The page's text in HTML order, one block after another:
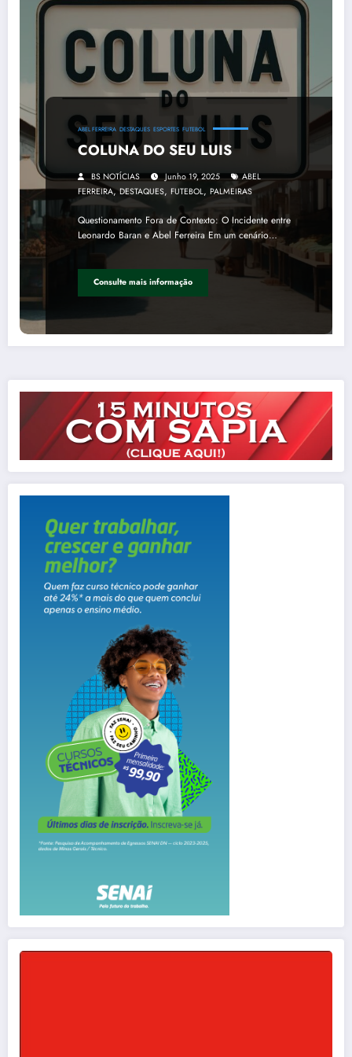
ABEL FERREIRA DESTAQUES ESPORTES FUTEBOL
COLUNA DO SEU LUIS
BS NOTÍCIAS Junho 19, 2025
ABEL
FERREIRA,DESTAQUES, FUTEBOL, PALMEIRAS
Questionamento Fora de Contexto: O Incidente entre
Leonardo Baran e Abel Ferreira Em um cenário…
Consulte mais informação